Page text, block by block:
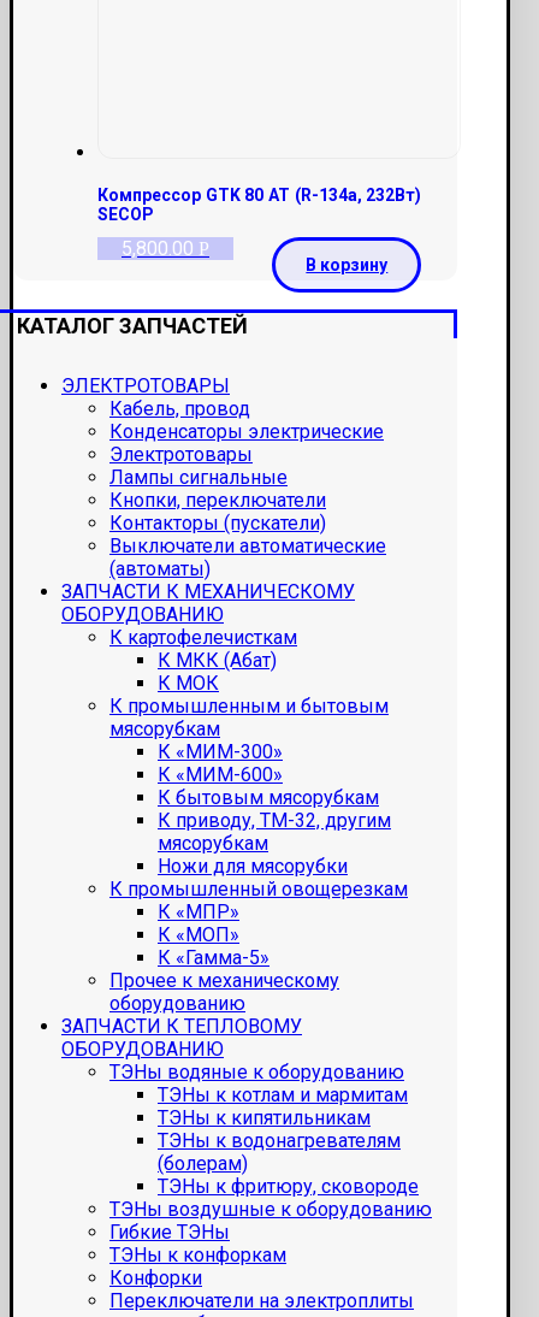
Компрессор GTK 80 AT (R-134a, 232Вт)
SECOP
5,800.00 Р
В корзину
КАТАЛОГ ЗАПЧАСТЕЙ
ЭЛЕКТРОТОВАРЫ
Кабель, провод
Конденсаторы электрические
Электротовары
Лампы сигнальные
Кнопки, переключатели
Контакторы (пускатели)
Выключатели автоматические
(автоматы)
ЗАПЧАСТИ К МЕХАНИЧЕСКОМУ
ОБОРУДОВАНИЮ
К картофелечисткам
К МКК (Абат)
К МОК
К промышленным и бытовым
мясорубкам
К «МИМ-300»
К «МИМ-600»
К бытовым мясорубкам
К приводу, ТМ-32, другим
мясорубкам
Ножи для мясорубки
К промышленный овощерезкам
К «МПР»
К «МОП»
К «Гамма-5»
Прочее к механическому
оборудованию
ЗАПЧАСТИ К ТЕПЛОВОМУ
ОБОРУДОВАНИЮ
ТЭНы водяные к оборудованию
ТЭНы к котлам и мармитам
ТЭНы к кипятильникам
ТЭНы к водонагревателям
(болерам)
ТЭНы к фритюру, сковороде
ТЭНы воздушные к оборудованию
Гибкие ТЭНы
ТЭНы к конфоркам
Конфорки
Переключатели на электроплиты